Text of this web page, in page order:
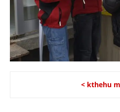
PËRDORIMIN DHE
SOCIALO-
SI TË JEPNI
PËRGATITSHMËRI DHE
< kthehu